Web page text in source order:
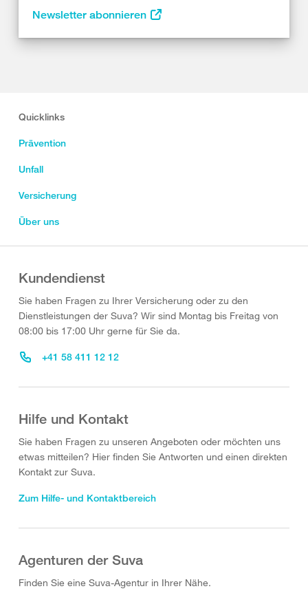
Newsletter abonnieren
Quicklinks
Prävention
Unfall
Versicherung
Über uns
Kundendienst
Sie haben Fragen zu Ihrer Versicherung oder zu den
Dienstleistungen der Suva? Wir sind Montag bis Freitag von
08:00 bis 17:00 Uhr gerne für Sie da.
+41 58 411 12 12
Hilfe und Kontakt
Sie haben Fragen zu unseren Angeboten oder möchten uns
etwas mitteilen? Hier finden Sie Antworten und einen direkten
Kontakt zur Suva.
Zum Hilfe- und Kontaktbereich
Agenturen der Suva
Finden Sie eine Suva-Agentur in Ihrer Nähe.